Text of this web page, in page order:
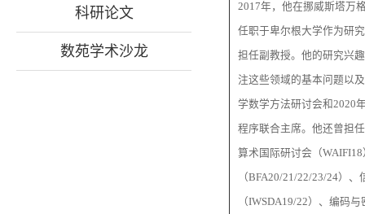
科研论文
数苑学术沙龙
2017年，他在挪威斯塔万
任职于卑尔根大学作为研
担任副教授。他的研究兴
注这些领域的基本问题以
学数学方法研讨会和2020
程序联合主席。他还曾担
算术国际研讨会（
（BFA20/21/22/23/24）
（IWSDA19/22）、编码